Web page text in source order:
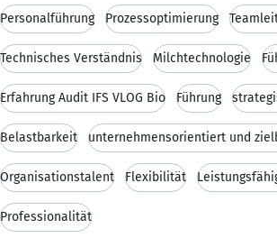
Personalführung Prozessoptimierung
Technisches Verständnis Milchtechnologie
Erfahrung Audit IFS VLOG Bio Führung
Belastbarkeit unternehmensorientiert und
Organisationstalent Flexibilität
Professionalität